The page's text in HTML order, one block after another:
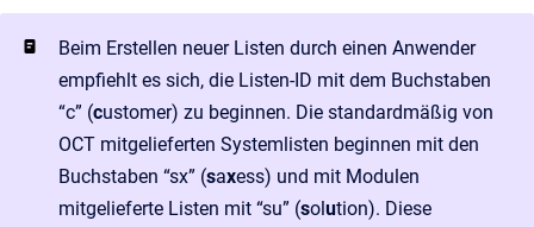
Beim Erstellen neuer Listen durch einen Anwender
empfiehlt es sich, die Listen-ID mit dem Buchstaben
“c” (customer) zu beginnen. Die standardmäßig von
OCT mitgelieferten Systemlisten beginnen mit den
Buchstaben “sx” (saxess) und mit Modulen
mitgelieferte Listen mit “su” (solution). Diese